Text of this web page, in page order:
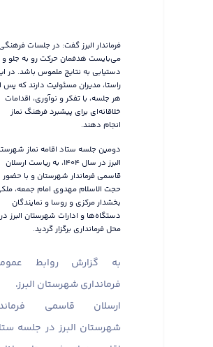
فرماندار البرز گفت: در جلسات
می‌بایست هدفمان حرکت رو به جلو و
دستیابی به نتایج ملموس باشد. در
راستا، مدیران مسئولیت دارند که پس
هر جلسه، با تفکر و نوآوری، اقدامات
خلاقانه‌ای برای پیشبرد فرهنگ نماز
انجام دهند.
دومین جلسه ستاد اقامه نماز
البرز در سال ۱۴۰۴، به ریاست ارسلان
قاسمی فرماندار شهرستان و با حضور
حجت الاسلام مهدوی امام جمعه،
بخشدار مرکزی و روسا و نمایندگان
دستگاه‌ها و ادارات شهرستان البرز در
محل فرمانداری برگزار گردید.
به گزارش روابط
فرمانداری شهرستان البرز،
ارسلان قاسمی
شهرستان البرز در جلسه